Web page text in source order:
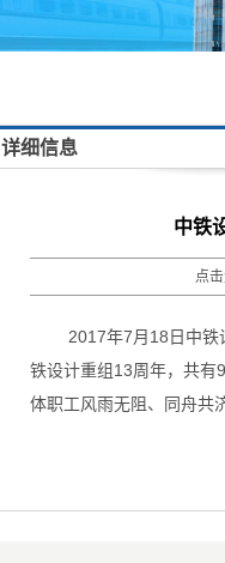
详细信息
中铁
点
2017年7月18日中铁
铁设计重组13周年，共有
体职工风雨无阻、同舟共